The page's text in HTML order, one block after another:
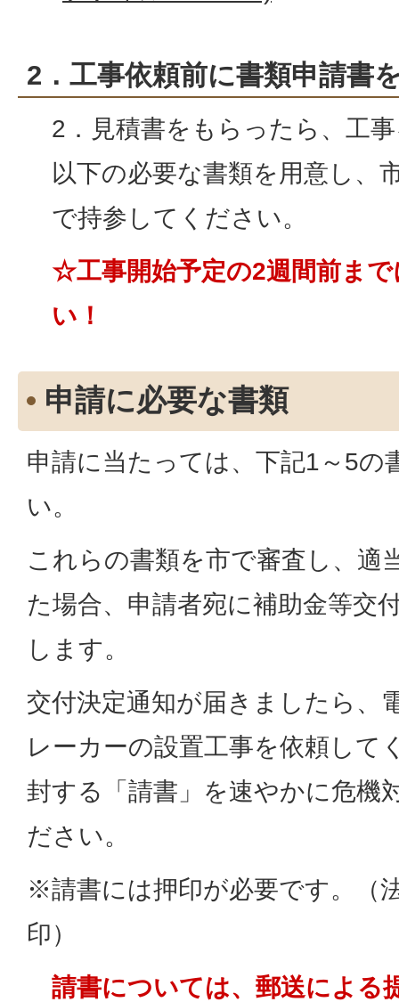
2．工事依頼前に書類申請書
2．見積書をもらったら、工
以下の必要な書類を用意し、
で持参してください。
☆工事開始予定の2週間前ま
い！
申請に必要な書類
申請に当たっては、下記1～5の
い。
これらの書類を市で審査し、適
た場合、申請者宛に補助金等交
します。
交付決定通知が届きましたら、
レーカーの設置工事を依頼して
封する「請書」を速やかに危機
ださい。
※請書には押印が必要です。（
印）
請書については、郵送による